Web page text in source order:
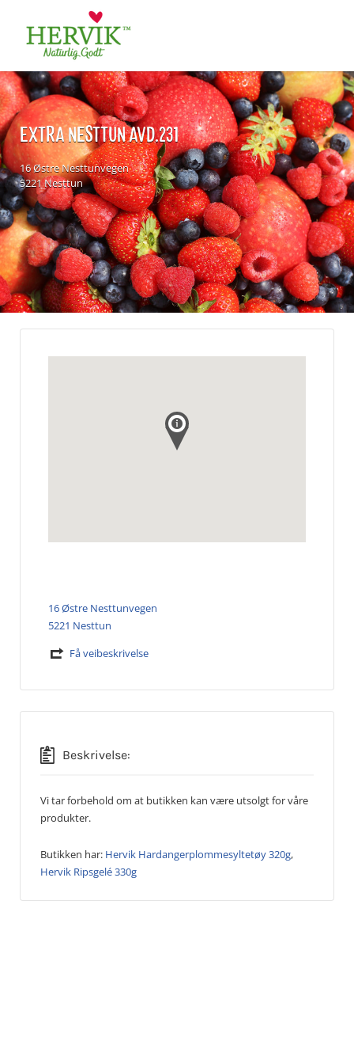
for:
EXTRA NESTTUN AVD.231
16 Østre Nesttunvegen
5221 Nesttun
16 Østre Nesttunvegen
5221 Nesttun
Få veibeskrivelse
Beskrivelse:
Vi tar forbehold om at butikken kan være utsolgt for våre
produkter.
Butikken har: Hervik Hardangerplommesyltetøy 320g,
Hervik Ripsgelé 330g